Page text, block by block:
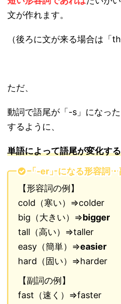
文が作れます。
（後ろに文が来る場合は「
ただ、
動詞で語尾が「-s」になっ
するように、
単語によって語尾が変化す
「-er」になる形容詞・
【形容詞の例】
cold（寒い）⇒colder
big（大きい）⇒bigger
tall（高い）⇒taller
easy（簡単）⇒easier
hard（固い）⇒harder
【副詞の例】
fast（速く）⇒faster